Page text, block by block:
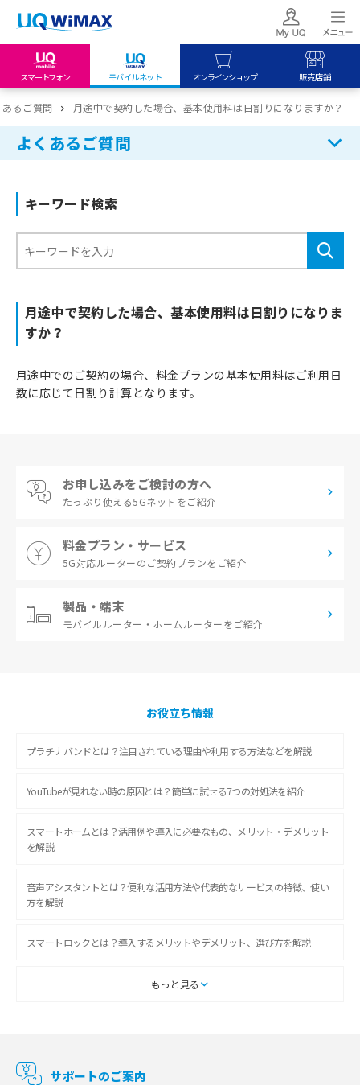
スマートフォン モバイルネット オンラインショップ 販売店舗
my UQ WiMAX
UQ WiMAX ご契約の方
My UQ mobile
UQ mobile
UQ mobile
オンラインショップ
UQ WiMAX
UQ mobile
販売店舗
UQ WiMAX
るご質問 月途中で契約した場合、基本使用料は日割りになりますか？
よくあるご質問
キーワード検索
月途中で契約した場合、基本使用料は日割りになりま
すか？
月途中でのご契約の場合、料金プランの基本使用料はご利用日
数に応じて日割り計算となります。
お申し込みをご検討の方へ
たっぷり使える5Gネットをご紹介
料金プラン・サービス
5G対応ルーターのご契約プランをご紹介
製品・端末
モバイルルーター・ ホームルーターをご紹介
お役立ち情報
プラチナバンドとは？注目されている理由や利用する方法などを解説
YouTubeが見れない時の原因とは？簡単に試せる7つの対処法を紹介
スマートホームとは？活用例や導入に必要なもの、メリット・デメリット
を解説
音声アシスタントとは？便利な活用方法や代表的なサービスの特徴、使い
方を解説
スマートロックとは？導入するメリットやデメリット、選び方を解説
スマートテレビとは？特徴や選び方、使い方をわかりやすく解説
マンションで使えるWi-Fiは？種類ごとの特徴や選び方を紹介
もっと見る
サポートのご案内